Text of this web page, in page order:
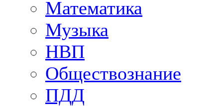
Математика
Музыка
НВП
Обществознание
ПДД